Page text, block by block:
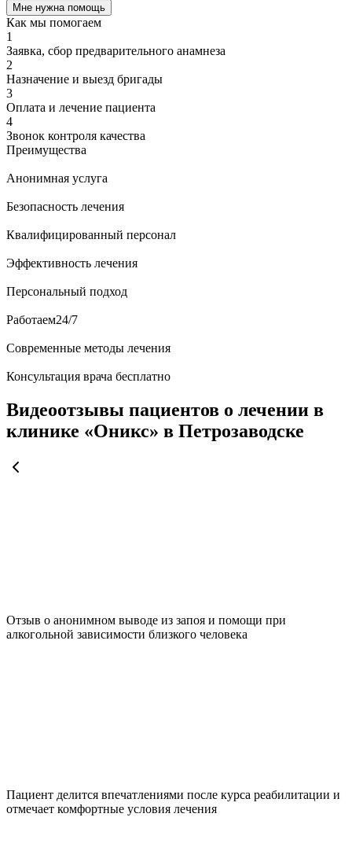
Мне нужна помощь
Как мы помогаем
1
Заявка, сбор предварительного анамнеза
2
Назначение и выезд бригады
3
Оплата и лечение пациента
4
Звонок контроля качества
Преимущества
Анонимная услуга
Безопасность лечения
Квалифицированный персонал
Эффективность лечения
Персональный подход
Работаем24/7
Современные методы лечения
Консультация врача бесплатно
Видеоотзывы пациентов о лечении в
клинике «Оникс» в Петрозаводске
Отзыв о анонимном выводе из запоя и помощи при
алкогольной зависимости близкого человека
Пациент делится впечатлениями после курса реабилитации и
отмечает комфортные условия лечения